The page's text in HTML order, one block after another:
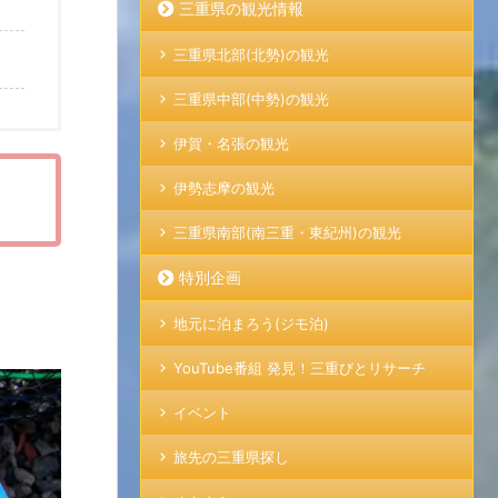
三重県の観光情報
三重県北部(北勢)の観光
三重県中部(中勢)の観光
伊賀・名張の観光
伊勢志摩の観光
三重県南部(南三重・東紀州)の観光
特別企画
地元に泊まろう(ジモ泊)
YouTube番組 発見！三重びとリサーチ
イベント
旅先の三重県探し